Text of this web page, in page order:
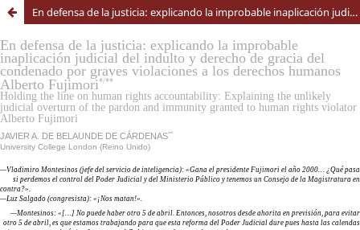
En defensa de la justicia: explicando la improbable inaplicación judicial del indulto y derecho de gracia del condenado por graves violaciones a los derechos humanos Alberto Fujimori